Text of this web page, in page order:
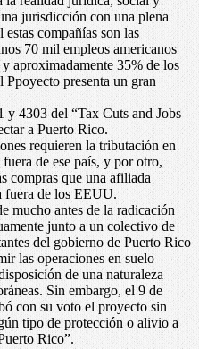
jurisdicción con una plena
compañías son las
70 mil empleos americanos
aproximadamente 35% de los
presenta un gran
y 4303 del “Tax Cuts and Jobs
a Puerto Rico.
requieren la tributación en
de ese país, y por otro,
compras que una afiliada
fuera de los EEUU.
mucho antes de la radicación
junto a un colectivo de
del gobierno de Puerto Rico
las operaciones en suelo
de una naturaleza
Sin embargo, el 9 de
con su voto el proyecto sin
tipo de protección o alivio a
Rico”.